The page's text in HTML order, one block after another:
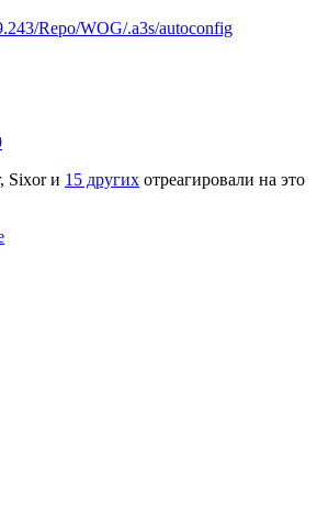
Repo/WOG/.a3s/autoconfig
Sixor и 15 других отреагировали на это